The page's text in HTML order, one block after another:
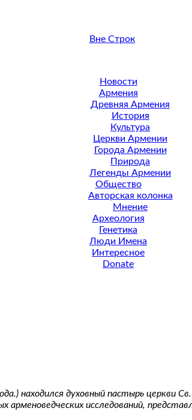
Вне Строк
Новости
Армения
Древняя Армения
История
Культура
Церкви Армении
Города Армении
Природа
Легенды Армении
Общество
Авторская колонка
Мнение
Археология
Генетика
Люди Имена
Интересное
Donate
находился духовный пастырь церкви
исследований,